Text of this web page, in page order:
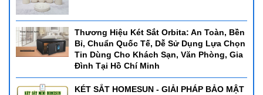
Thương Hiệu Két Sắt Orbita: An Toàn, Bền
Bỉ, Chuẩn Quốc Tế, Dễ Sử Dụng Lựa Chọn
Tin Dùng Cho Khách Sạn, Văn Phòng, Gia
Đình Tại Hồ Chí Minh
KÉT SẮT HOMESUN - GIẢI PHÁP BẢO MẬT